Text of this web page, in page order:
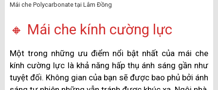
Mái che Polycarbonate tại Lâm Đồng
🔸 Mái che kính cường lực
Một trong những ưu điểm nổi bật nhất của mái che
kính cường lực là khả năng hấp thụ ánh sáng gần như
tuyệt đối. Không gian của bạn sẽ được bao phủ bởi ánh